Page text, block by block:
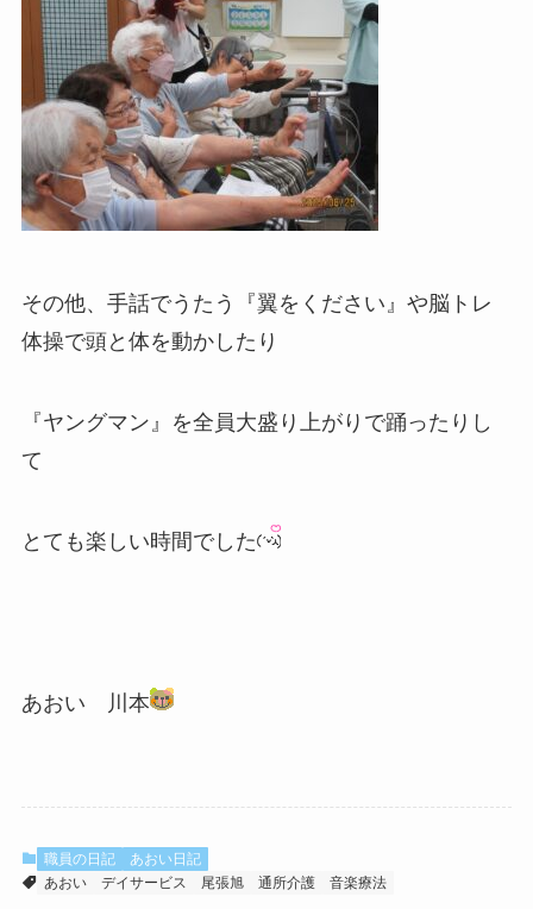
その他、手話でうたう『翼をください』や脳トレ
体操で頭と体を動かしたり
『ヤングマン』を全員大盛り上がりで踊ったりし
て
とても楽しい時間でした
あおい 川本
職員の日記
あおい日記
あおい
デイサービス 尾張旭 通所介護 音楽療法